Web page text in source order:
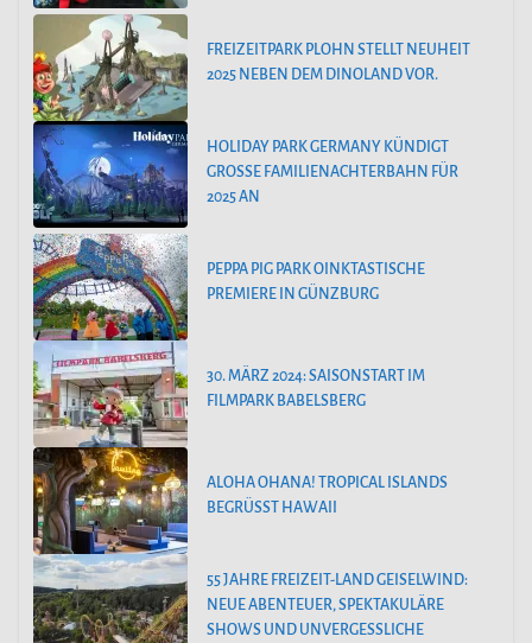
FREIZEITPARK PLOHN STELLT NEUHEIT
2025 NEBEN DEM DINOLAND VOR.
HOLIDAY PARK GERMANY KÜNDIGT
GROSSE FAMILIENACHTERBAHN FÜR 2
025 AN
PEPPA PIG PARK OINKTASTISCHE
PREMIERE IN GÜNZBURG
30. MÄRZ 2024: SAISONSTART IM
FILMPARK BABELSBERG
ALOHA OHANA! TROPICAL ISLANDS
BEGRÜSST HAWAII
55 JAHRE FREIZEIT-LAND GEISELWIND:
NEUE ABENTEUER, SPEKTAKULÄRE
SHOWS UND UNVERGESSLICHE